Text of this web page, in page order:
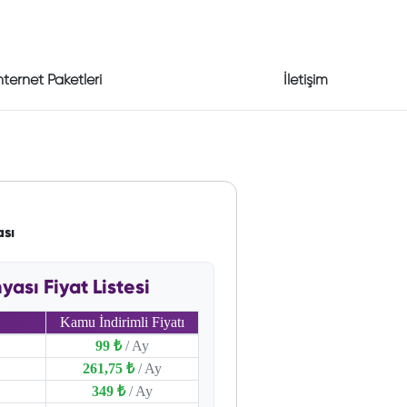
Paketleri İletişim
Fiyat Listesi
Kamu İndirimli Fiyatı
99 ₺ / Ay
261,75 ₺ / Ay
349 ₺ / Ay